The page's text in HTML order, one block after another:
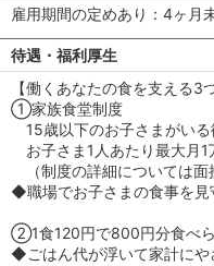
雇用期間の定めあり：4ヶ月
待遇・福利厚生
【働くあなたの食を支える3
①家族食堂制度
15歳以下のお子さまがいる
お子さま1人あたり最大月1
（制度の詳細については面
◆職場でお子さまの食事を見
②1食120円で800円分食べ
◆ごはん代が浮いて家計にや